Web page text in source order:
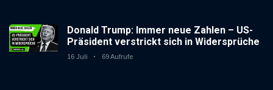
Donald Trump: Immer neue Zahlen – US-
Präsident verstrickt sich in Widersprüche
16 Juli 69 Aufrufe